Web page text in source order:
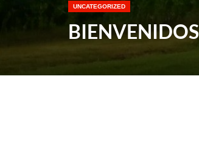
UNCATEGORIZED